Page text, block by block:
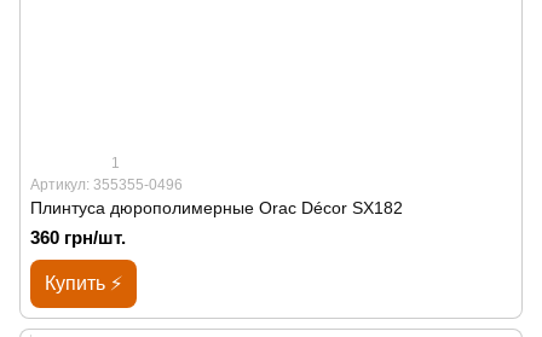
1
Артикул: 355355-0496
Плинтуса дюрополимерные Orac Décor SX182
360 грн/шт.
Купить ⚡